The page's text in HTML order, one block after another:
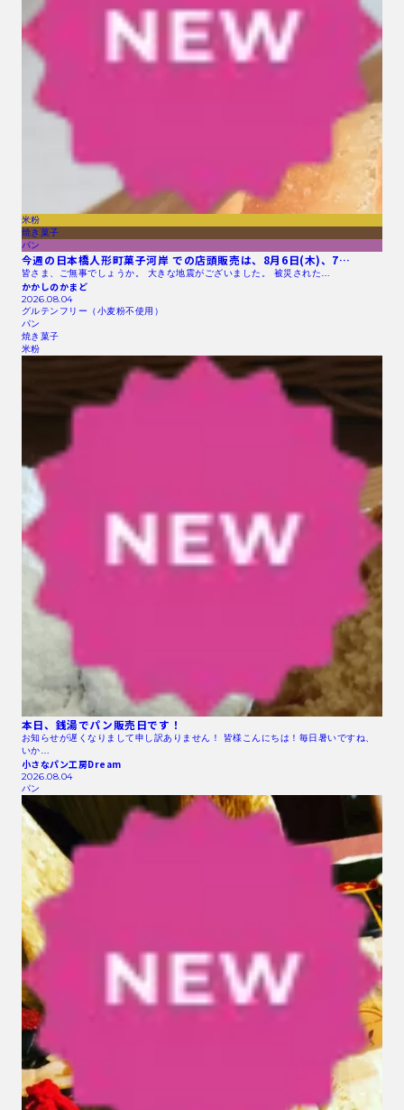
米粉
焼き菓子
パン
今週の日本橋人形町菓子河岸 での店頭販売は、8月6日(木)、7…
皆さま、ご無事でしょうか。 大きな地震がございました。 被災された…
かかしのかまど
2026.08.04
グルテンフリー（小麦粉不使用）
パン
焼き菓子
米粉
本日、銭湯でパン販売日です！
お知らせが遅くなりまして申し訳ありません！ 皆様こんにちは！毎日暑いですね、
いか…
小さなパン工房Dream
2026.08.04
パン